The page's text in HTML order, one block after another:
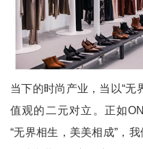
当下的时尚产业，当以“无
值观的二元对立。正如
“无界相生，美美相成”，